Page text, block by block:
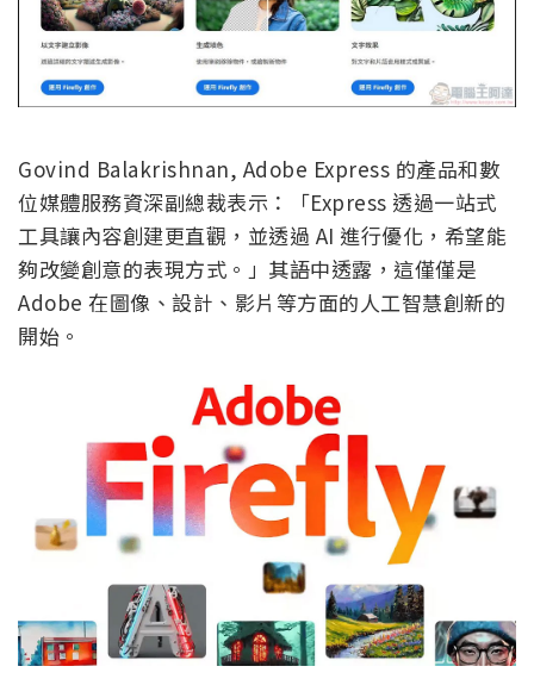
Govind Balakrishnan, Adobe Express 的產品和數
位媒體服務資深副總裁表示：「Express 透過一站式
工具讓內容創建更直觀，並透過 AI 進行優化，希望能
夠改變創意的表現方式。」其語中透露，這僅僅是
Adobe 在圖像、設計、影片等方面的人工智慧創新的
開始。